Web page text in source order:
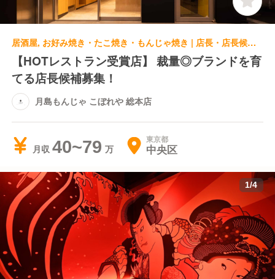
居酒屋, お好み焼き・たこ焼き・もんじゃ焼き | 店長・店長候補 | 月島もんじゃ こぼれや 総本店
【HOTレストラン受賞店】 裁量◎ブランドを育
てる店長候補募集！
月島もんじゃ こぼれや 総本店
月収 40~79 東京都
中央区
1/4